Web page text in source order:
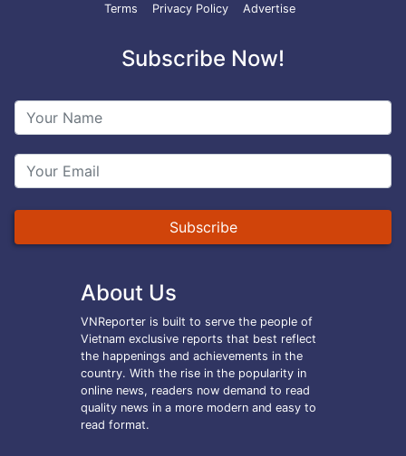
Terms
Privacy Policy Advertise
Subscribe Now!
Subscribe
About Us
VNReporter is built to serve the people of
Vietnam exclusive reports that best reflect
the happenings and achievements in the
country. With the rise in the popularity in
online news, readers now demand to read
quality news in a more modern and easy to
read format.